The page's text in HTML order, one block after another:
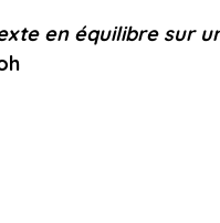
en équilibre sur